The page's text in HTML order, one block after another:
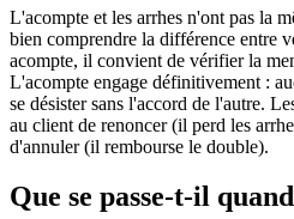
L'acompte et les arrhes n'ont pas la
bien comprendre la différence entre
acompte, il convient de vérifier la
L'acompte engage définitivement :
se désister sans l'accord de l'autre.
au client de renoncer (il perd les
d'annuler (il rembourse le double).
Que se passe-t-il